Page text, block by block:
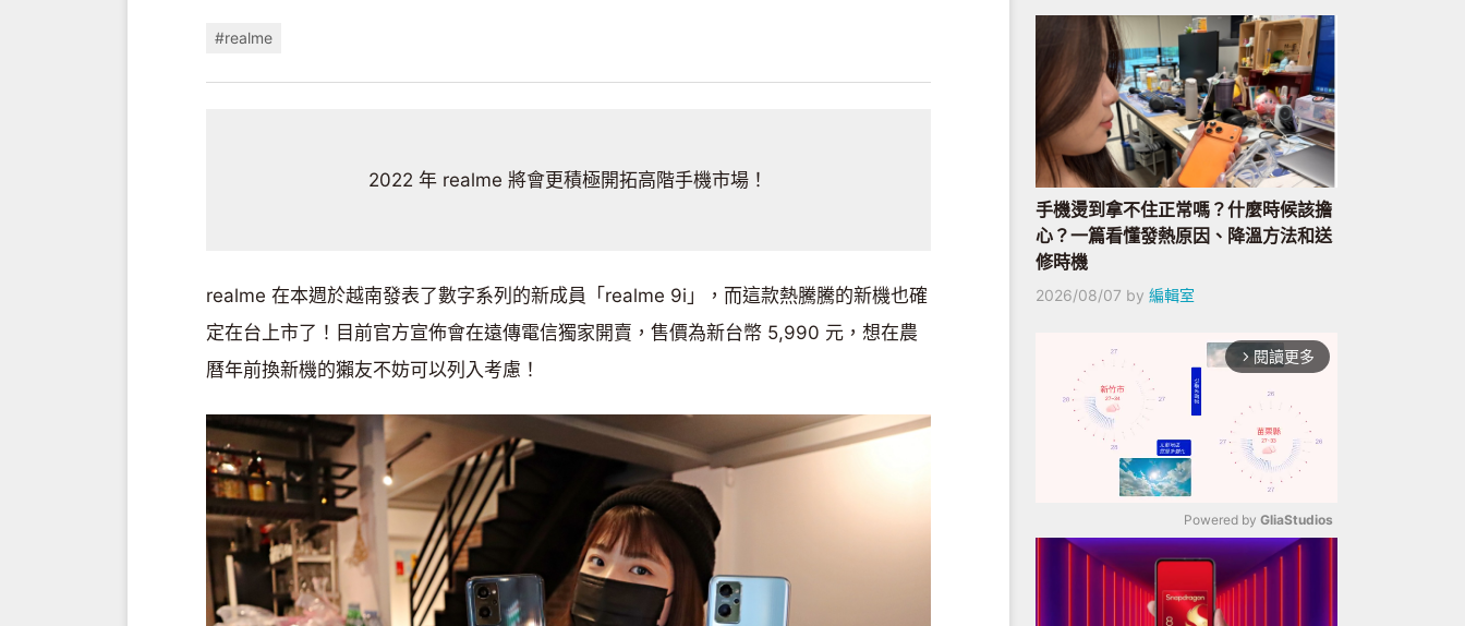
#realme
2022 年 realme 將會更積極開拓高階手機市場！
realme 在本週於越南發表了數字系列的新成員「realme 9i」，而這款熱騰騰的新機也確
定在台上市了！目前官方宣佈會在遠傳電信獨家開賣，售價為新台幣 5,990 元，想在農
曆年前換新機的獺友不妨可以列入考慮！
手機燙到拿不住正常嗎？什麼時候該擔
心？一篇看懂發熱原因、降溫方法和送
修時機
2026/08/07 by 編輯室
arrow_forward_ios 閱讀更多
Mute
Powered by GliaStudios